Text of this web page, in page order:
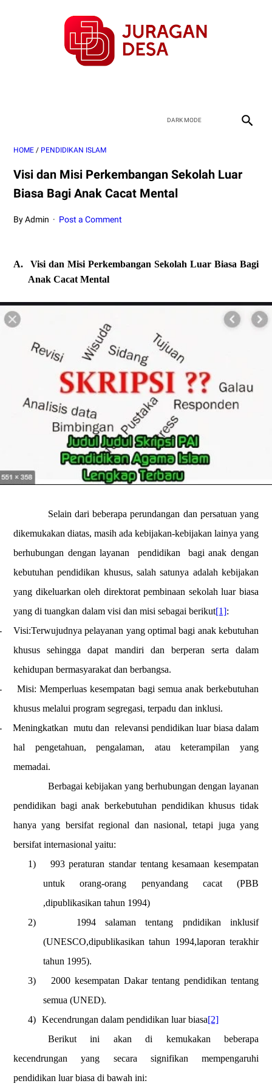
HOME / PENDIDIKAN ISLAM
Visi dan Misi Perkembangan Sekolah Luar
Biasa Bagi Anak Cacat Mental
By Admin Post a Comment
A.
Visi dan Misi Perkembangan Sekolah Luar Biasa Bagi
Anak Cacat Mental
Selain dari beberapa perundangan dan persatuan yang
dikemukakan diatas, masih ada kebijakan-kebijakan lainya yang
berhubungan dengan layanan
pendidikan
bagi anak dengan
kebutuhan pendidikan khusus, salah satunya adalah kebijakan
yang dikeluarkan oleh direktorat pembinaan sekolah luar biasa
yang di tuangkan dalam visi dan misi sebagai berikut[1]:
Visi:Terwujudnya pelayanan yang optimal bagi anak kebutuhan
khusus sehingga dapat mandiri dan berperan serta dalam
kehidupan bermasyarakat dan berbangsa.
Misi: Memperluas kesempatan bagi semua anak berkebutuhan
khusus melalui program segregasi, terpadu dan inklusi.
Meningkatkan mutu dan relevansi pendidikan luar biasa dalam
hal pengetahuan, pengalaman, atau keterampilan yang
memadai.
Berbagai kebijakan yang berhubungan dengan layanan
pendidikan bagi anak berkebutuhan pendidikan khusus tidak
hanya yang bersifat regional dan nasional, tetapi juga yang
bersifat internasional yaitu:
1)
993 peraturan standar tentang kesamaan kesempatan
untuk orang-orang penyandang cacat (PBB
,dipublikasikan tahun 1994)
2)
1994 salaman tentang pndidikan inklusif
(UNESCO,dipublikasikan tahun 1994,laporan terakhir
tahun 1995).
3)
2000 kesempatan Dakar tentang pendidikan tentang
semua (UNED).
4) Kecendrungan dalam pendidikan luar biasa[2]
Berikut ini akan di kemukakan beberapa
kecendrungan yang secara signifikan mempengaruhi
pendidikan luar biasa di bawah ini: